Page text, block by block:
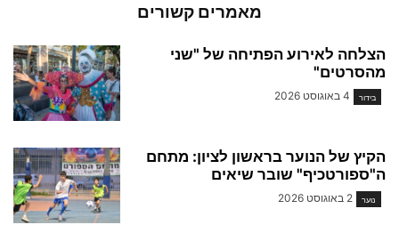
מאמרים קשורים
הצלחה לאירוע הפתיחה של "שני
מהסרטים"
בידור 4 באוגוסט 2026
הקיץ של הנוער בראשון לציון: מתחם
ה"ספורטכיף" שובר שיאים
נוער 2 באוגוסט 2026